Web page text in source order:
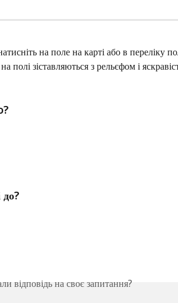
на поле на карті або в переліку
полі зіставляються з рельєфом і
до?
відповідь на своє запитання?